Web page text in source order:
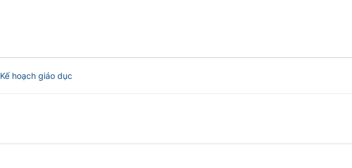
Kế hoạch giáo dục